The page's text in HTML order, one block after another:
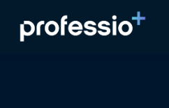
AI
Pyydä